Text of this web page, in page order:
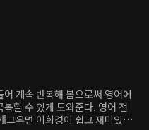
계속 반복해 봄으로써 영어에
할 수 있게 도와준다. 영어 전
그우면 이희경이 쉽고 재미있게